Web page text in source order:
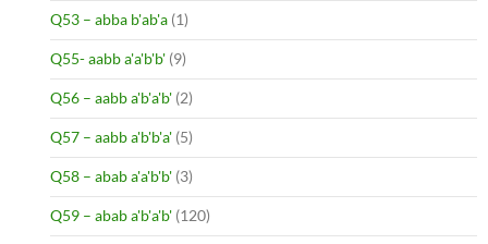
Q53 – abba b'ab'a (1)
Q55- aabb a'a'b'b' (9)
Q56 – aabb a'b'a'b' (2)
Q57 – aabb a'b'b'a' (5)
Q58 – abab a'a'b'b' (3)
Q59 – abab a'b'a'b' (120)